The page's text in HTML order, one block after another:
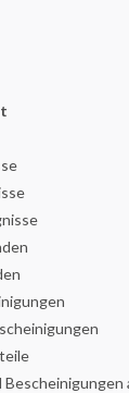
Bescheinigungen